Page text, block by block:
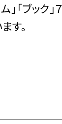
ム」「ブッ
す。